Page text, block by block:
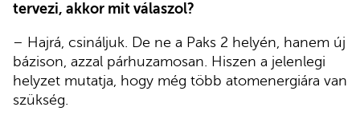
tervezi, akkor mit válaszol?
– Hajrá, csináljuk. De ne a Paks 2 helyén, hanem új
bázison, azzal párhuzamosan. Hiszen a jelenlegi
helyzet mutatja, hogy még több atomenergiára van
szükség.